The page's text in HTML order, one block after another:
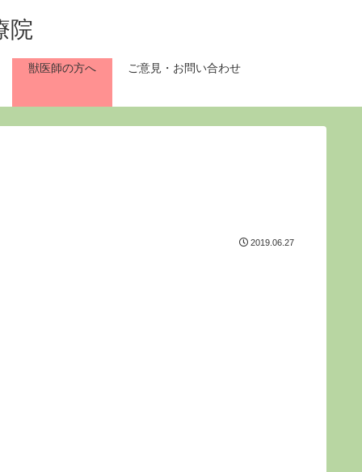
獣医師の方へ ご意見・お問い合わせ
2019.06.27